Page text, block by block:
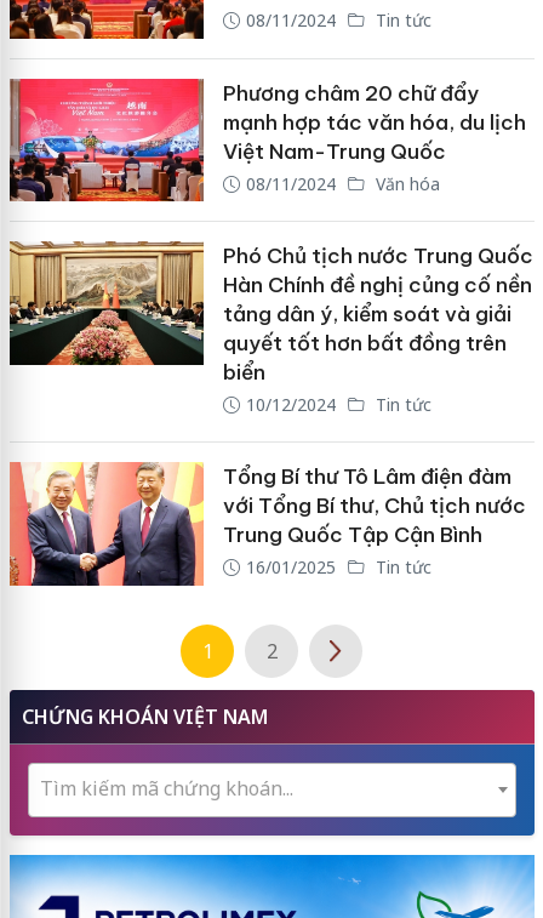
08/11/2024 Tin tức
Phương châm 20 chữ đẩy
mạnh hợp tác văn hóa, du lịch
Việt Nam-Trung Quốc
08/11/2024 Văn hóa
Phó Chủ tịch nước Trung Quốc
Hàn Chính đề nghị củng cố nền
tảng dân ý, kiểm soát và giải
quyết tốt hơn bất đồng trên
biển
10/12/2024 Tin tức
Tổng Bí thư Tô Lâm điện đàm
với Tổng Bí thư, Chủ tịch nước
Trung Quốc Tập Cận Bình
16/01/2025 Tin tức
1 2
CHỨNG KHOÁN VIỆT NAM
Tìm kiếm mã chứng khoán...